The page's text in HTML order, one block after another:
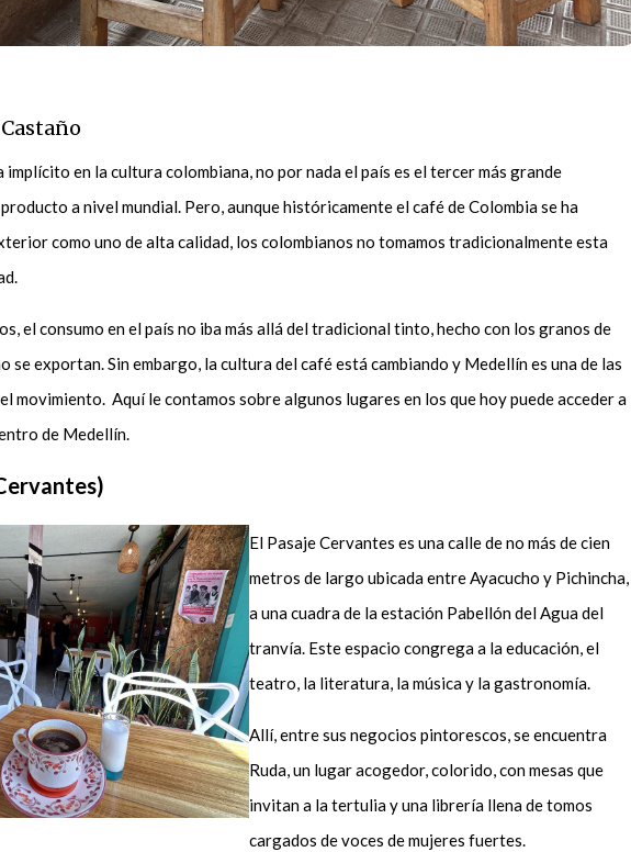
implícito en la cultura colombiana, no por nada el país es el tercer más grande
a nivel mundial. Pero, aunque históricamente el café de Colombia se ha
como uno de alta calidad, los colombianos no tomamos tradicionalmente esta
el consumo en el país no iba más allá del tradicional tinto, hecho con los granos de
se exportan. Sin embargo, la cultura del café está cambiando y Medellín es una de las
movimiento. Aquí le contamos sobre algunos lugares en los que hoy puede acceder a
de Medellín.
El Pasaje Cervantes es una calle de no más de cien
metros de largo ubicada entre Ayacucho y Pichincha,
a una cuadra de la estación Pabellón del Agua del
tranvía. Este espacio congrega a la educación, el
teatro, la literatura, la música y la gastronomía.
Allí, entre sus negocios pintorescos, se encuentra
Ruda, un lugar acogedor, colorido, con mesas que
invitan a la tertulia y una librería llena de tomos
cargados de voces de mujeres fuertes.